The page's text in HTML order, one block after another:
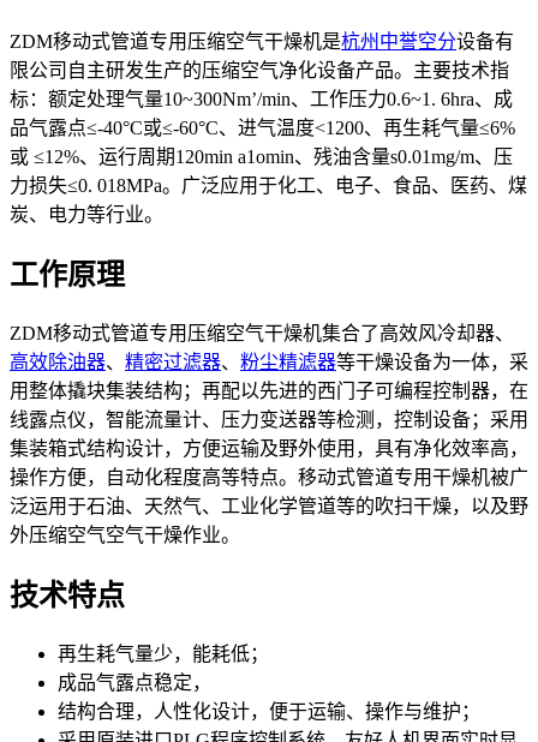
ZDM移动式管道专用压缩空气干燥机是杭州中誉空分设备有
限公司自主研发生产的压缩空气净化设备产品。主要技术指
标：额定处理气量10~300Nm’/min、工作压力0.6~1. 6hra、成
品气露点≤-40°C或≤-60°C、进气温度<1200、再生耗气量≤6%
或 ≤12%、运行周期120min a1omin、残油含量s0.01mg/m、压
力损失≤0. 018MPa。广泛应用于化工、电子、食品、医药、煤
炭、电力等行业。
工作原理
ZDM移动式管道专用压缩空气干燥机集合了高效风冷却器、
高效除油器、 精密过滤器、 粉尘精滤器等干燥设备为一体，采
用整体撬块集装结构；再配以先进的西门子可编程控制器，在
线露点仪，智能流量计、压力变送器等检测，控制设备；采用
集装箱式结构设计，方便运输及野外使用，具有净化效率高，
操作方便，自动化程度高等特点。移动式管道专用干燥机被广
泛运用于石油、天然气、工业化学管道等的吹扫干燥，以及野
外压缩空气空气干燥作业。
技术特点
再生耗气量少，能耗低；
成品气露点稳定，
结构合理，人性化设计，便于运输、操作与维护；